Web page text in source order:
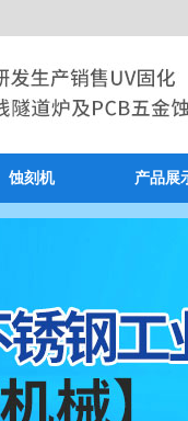
蚀刻机 产品展